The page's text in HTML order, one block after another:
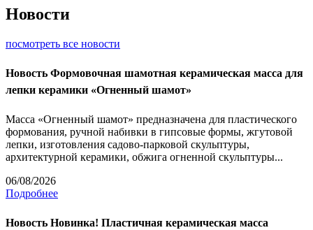
Новости
посмотреть все новости
Новость Формовочная шамотная керамическая масса для
лепки керамики «Огненный шамот»
Масса «Огненный шамот» предназначена для пластического
формования, ручной набивки в гипсовые формы, жгутовой
лепки, изготовления садово-парковой скульптуры,
архитектурной керамики, обжига огненной скульптуры...
06/08/2026
Подробнее
Новость Новинка! Пластичная керамическая масса